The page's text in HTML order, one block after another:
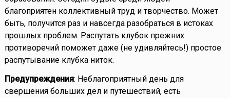
благоприятен коллективный труд и творчество. Может
быть, получится раз и навсегда разобраться в истоках
прошлых проблем. Распутать клубок прежних
противоречий поможет даже (не удивляйтесь!) простое
распутывание клубка ниток.
Предупреждения: Неблагоприятный день для
свершения больших дел и путешествий, есть